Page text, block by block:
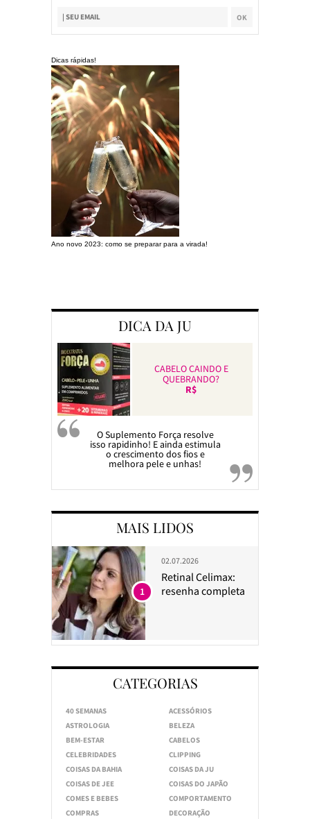
Dicas rápidas!
Ano novo 2023: como se preparar para a virada!
DICA DA JU
CABELO CAINDO E
QUEBRANDO?
R$
O Suplemento Força resolve
isso rapidinho! E ainda estimula
o crescimento dos fios e
melhora pele e unhas!
MAIS LIDOS
02.07.2026
Retinal Celimax:
resenha completa
1
CATEGORIAS
40 SEMANAS
ACESSÓRIOS
ASTROLOGIA
BELEZA
BEM-ESTAR
CABELOS
CELEBRIDADES
CLIPPING
COISAS DA BAHIA
COISAS DA JU
COISAS DE JEE
COISAS DO JAPÃO
COMES E BEBES
COMPORTAMENTO
COMPRAS
DECORAÇÃO